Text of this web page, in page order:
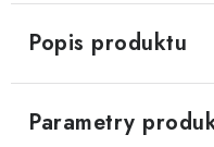
Popis produktu
Parametry